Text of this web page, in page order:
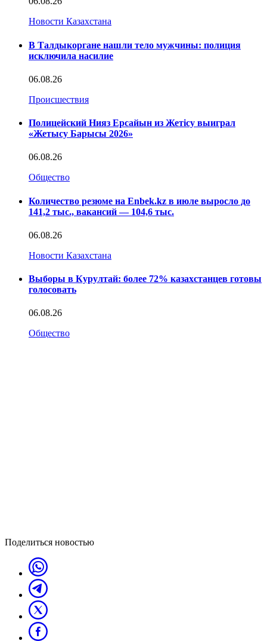
Новости Казахстана
В Талдыкоргане нашли тело мужчины: полиция
исключила насилие
06.08.26
Происшествия
Полицейский Нияз Ерсайын из Жетісу выиграл
«Жетысу Барысы 2026»
06.08.26
Общество
Количество резюме на Enbek.kz в июле выросло до
141,2 тыс., вакансий — 104,6 тыс.
06.08.26
Новости Казахстана
Выборы в Курултай: более 72% казахстанцев готовы
голосовать
06.08.26
Общество
Поделиться новостью